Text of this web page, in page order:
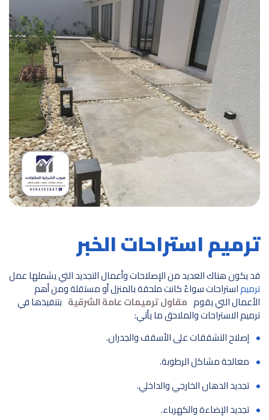
ترميم استراحات الخبر
قد يكون هناك العديد من الإصلاحات وأعمال التجديد التي يشملها عمل
ترميماستراحات سواءً كانت ملحقة بالمنزل أو مستقلة ومن أهم
الأعمال التي يقوم مقاول ترميمات عامة الشرقية بتنفيذها في
ترميم الاستراحات والملاحق ما يأتي:
إصلاح التشققات على الأسقف والجدران.
معالجة مشاكل الرطوبة.
تجديد الدهان الخارجي والداخلي.
تجديد الإضاءة والكهرباء.